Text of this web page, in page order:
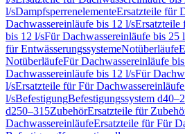
l/sDampfsperrenelementeErsatzteile für
Dachwassereinläufe bis 12 l/sErsatzteile
bis 12 l/sFür Dachwassereinläufe bis 25
für EntwässerungssystemeNotüberläufe
NotüberläufeFür Dachwassereinläufe
Dachwassereinläufe bis 12 l/sFür
l/sErsatzteile für Für
l/sBefestigungBefestigungssystem
d250–315ZubehörErsatzteile für
DachwassereinläufeErsatzteile für Für